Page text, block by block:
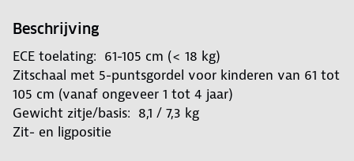
Beschrijving
ECE toelating: 61-105 cm (< 18 kg)
Zitschaal met 5-puntsgordel voor kinderen van 61 tot
105 cm (vanaf ongeveer 1 tot 4 jaar)
Gewicht zitje/basis: 8,1 / 7,3 kg
Zit- en ligpositie